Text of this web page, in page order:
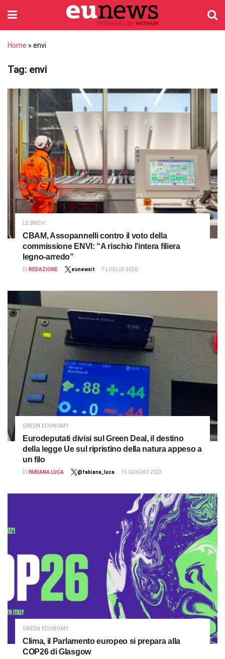
Home » envi
Tag: envi
LE BREVI
CBAM, Assopannelli contro il voto della
commissione ENVI: “A rischio l’intera filiera
legno-arredo”
DI REDAZIONE eunewsit 7 LUGLIO 2026
GREEN ECONOMY
Eurodeputati divisi sul Green Deal, il destino
della legge Ue sul ripristino della natura appeso a
un filo
DI FABIANA LUCA @fabiana_luca 15 GIUGNO 2023
GREEN ECONOMY
Clima, il Parlamento europeo si prepara alla
COP26 di Glasgow